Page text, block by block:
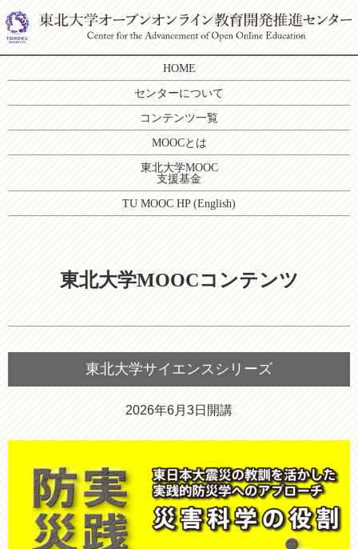
HOME
センターについて
コンテンツ一覧
MOOCとは
東北大学MOOC
支援基金
TU MOOC HP (English)
東北大学MOOCコンテンツ
東北大学サイエンスシリーズ
2026年6月3日開講